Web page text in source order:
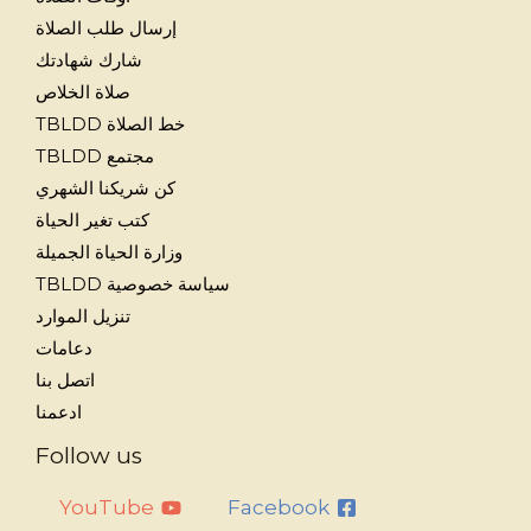
إرسال طلب الصلاة
شارك شهادتك
صلاة الخلاص
خط الصلاة TBLDD
مجتمع TBLDD
كن شريكنا الشهري
كتب تغير الحياة
وزارة الحياة الجميلة
سياسة خصوصية TBLDD
تنزيل الموارد
دعامات
اتصل بنا
ادعمنا
Follow us
Facebook
YouTube